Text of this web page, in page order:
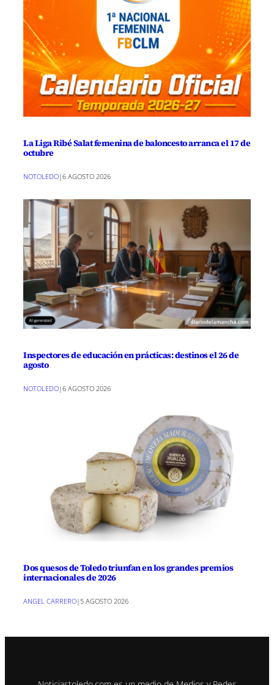
La Liga Ribé Salat femenina de baloncesto arranca el 17 de
octubre
NOTOLEDO|6 AGOSTO 2026
Inspectores de educación en prácticas: destinos el 26 de
agosto
NOTOLEDO|6 AGOSTO 2026
Dos quesos de Toledo triunfan en los grandes premios
internacionales de 2026
ANGEL CARRERO| 5 AGOSTO 2026